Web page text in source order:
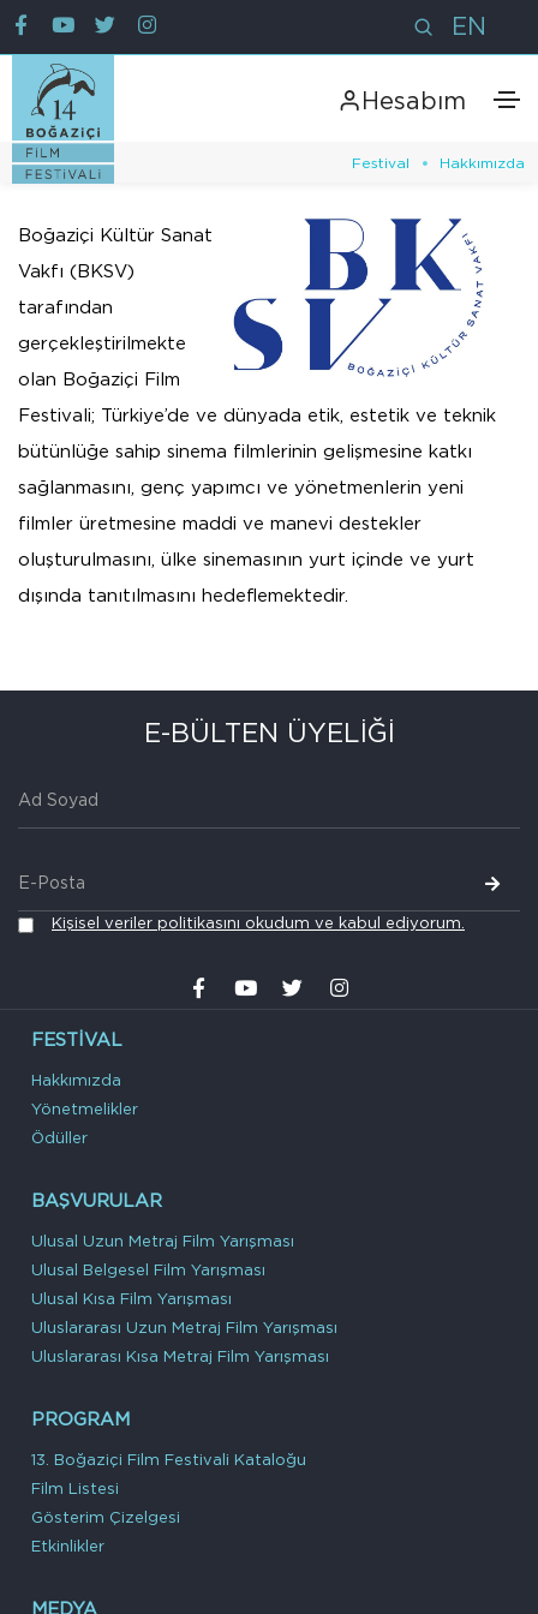
EN
Hesabım
Festival Hakkımızda
Boğaziçi Kültür Sanat
Vakfı (BKSV)
tarafından
gerçekleştirilmekte
olan Boğaziçi Film
Festivali; Türkiye’de ve dünyada etik, estetik ve teknik
bütünlüğe sahip sinema filmlerinin gelişmesine katkı
sağlanmasını, genç yapımcı ve yönetmenlerin yeni
filmler üretmesine maddi ve manevi destekler
oluşturulmasını, ülke sinemasının yurt içinde ve yurt
dışında tanıtılmasını hedeflemektedir.
E-BÜLTEN ÜYELİĞİ
Kişisel veriler politikasını okudum ve kabul ediyorum.
FESTIVAL
Hakkımızda
Yönetmelikler
Ödüller
BAŞVURULAR
Ulusal Uzun Metraj Film Yarışması
Ulusal Belgesel Film Yarışması
Ulusal Kısa Film Yarışması
Uluslararası Uzun Metraj Film Yarışması
Uluslararası Kısa Metraj Film Yarışması
PROGRAM
13. Boğaziçi Film Festivali Kataloğu
Film Listesi
Gösterim Çizelgesi
Etkinlikler
MEDYA